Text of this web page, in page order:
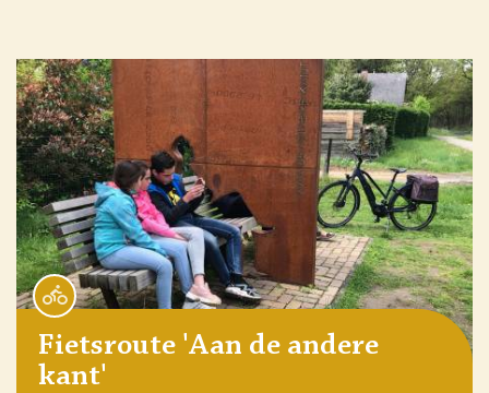
Fietsroute 'Aan de andere
kant'